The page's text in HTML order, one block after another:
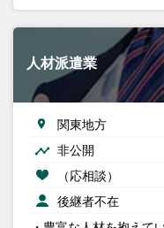
人材派遣業
関東地方
非公開
（応相談）
後継者不在